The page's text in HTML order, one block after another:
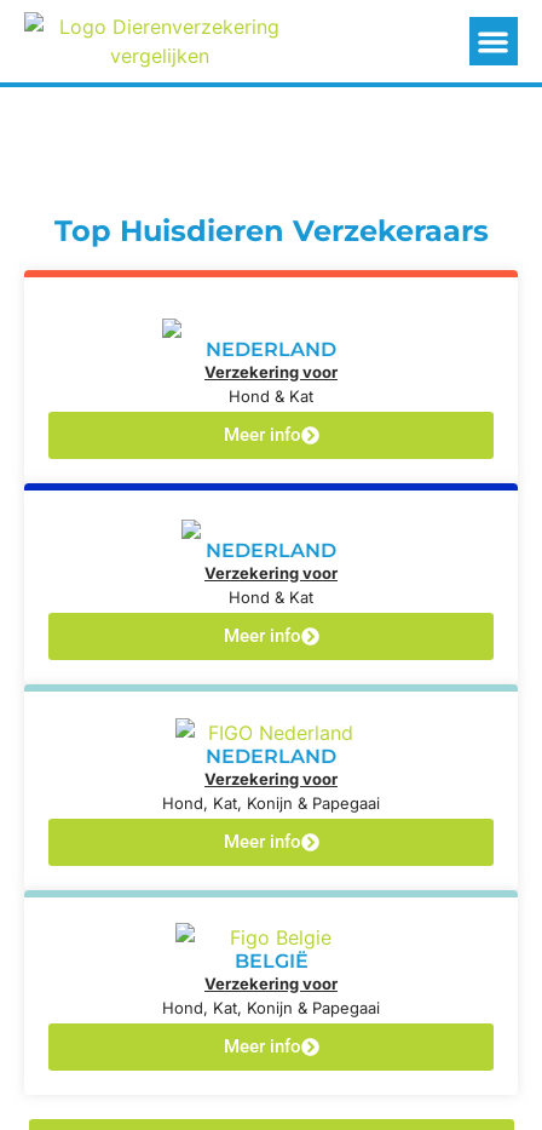
Top Huisdieren Verzekeraars
NEDERLAND
Verzekering voor
Hond & Kat
Meer info
NEDERLAND
Verzekering voor
Hond & Kat
Meer info
NEDERLAND
Verzekering voor
Hond, Kat, Konijn & Papegaai
Meer info
BELGIË
Verzekering voor
Hond, Kat, Konijn & Papegaai
Meer info